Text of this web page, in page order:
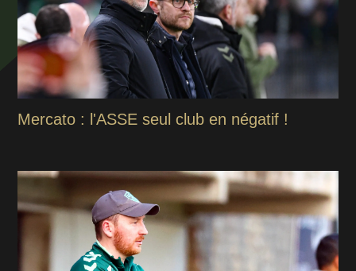
Mercato : l'ASSE seul club en négatif !